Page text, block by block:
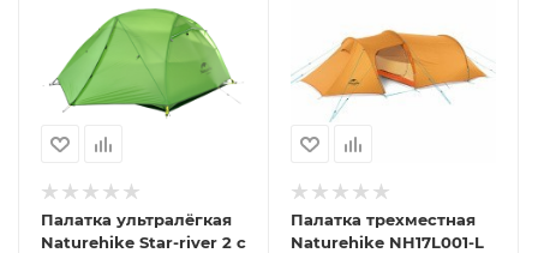
Палатка ультралёгкая
Naturehike Star-river 2 с
Палатка трехместная
Naturehike NH17L001-L